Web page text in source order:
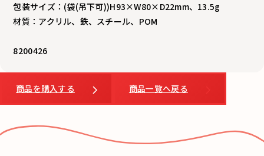
包装サイズ：(袋(吊下可))H93×W80×D22mm、13.5g
材質：アクリル、鉄、スチール、POM
8200426
商品を購入する 商品一覧へ戻る